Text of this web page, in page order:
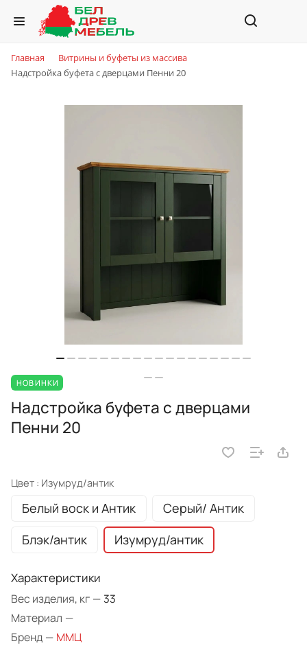
Главная
Витрины и буфеты из массива
Надстройка буфета с дверцами Пенни 20
НОВИНКИ
Надстройка буфета с дверцами
Пенни 20
Цвет : Изумруд/антик
Белый воск и Антик
Серый/ Антик
Блэк/антик
Изумруд/антик
Характеристики
Вес изделия, кг — 33
Материал —
Бренд — ММЦ